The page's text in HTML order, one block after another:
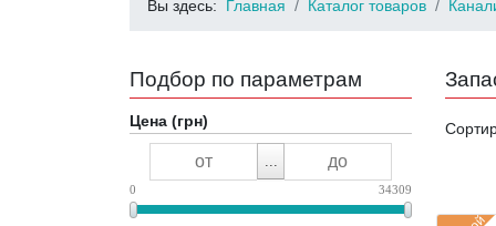
Вы здесь: Главная Каталог товаров
Подбор по параметрам
Цена (грн)
...
0 34309